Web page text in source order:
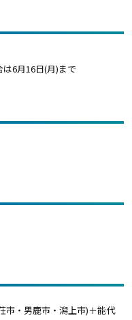
6月16日(月)まで
市・男鹿市・潟上市)＋能代